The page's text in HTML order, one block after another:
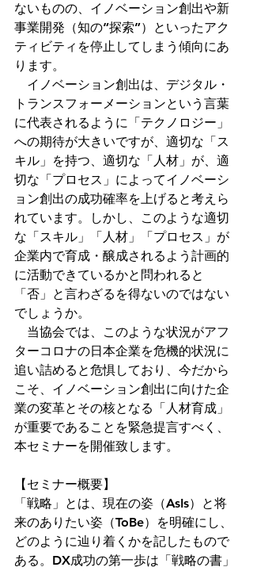
ないものの、イノベーション創出や新
事業開発（知の“探索”）といったアク
ティビティを停止してしまう傾向にあ
ります。
イノベーション創出は、デジタル・
トランスフォーメーションという言葉
に代表されるように「テクノロジー」
への期待が大きいですが、適切な「ス
キル」を持つ、適切な「人材」が、適
切な「プロセス」によってイノベーシ
ョン創出の成功確率を上げると考えら
れています。しかし、このような適切
な「スキル」「人材」「プロセス」が
企業内で育成・醸成されるよう計画的
に活動できているかと問われると
「否」と言わざるを得ないのではない
でしょうか。
当協会では、このような状況がアフ
ターコロナの日本企業を危機的状況に
追い詰めると危惧しており、今だから
こそ、イノベーション創出に向けた企
業の変革とその核となる「人材育成」
が重要であることを緊急提言すべく、
本セミナーを開催致します。
【セミナー概要】
「戦略」とは、現在の姿（AsIs）と将
来のありたい姿（ToBe）を明確にし、
どのように辿り着くかを記したもので
ある。DX成功の第一歩は「戦略の書」